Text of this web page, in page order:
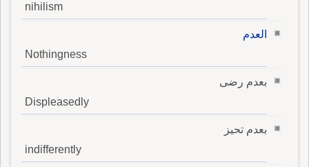
nihilism
العدم
Nothingness
بعدم رضى
Displeasedly
بعدم تحيز
indifferently